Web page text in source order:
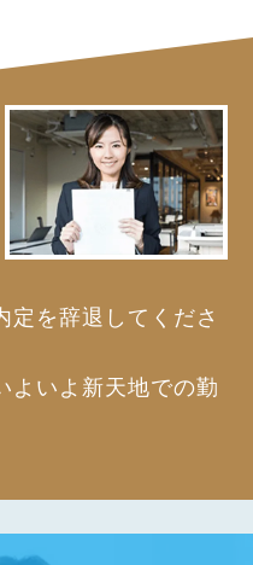
定を辞退してくださ
よいよ新天地での勤